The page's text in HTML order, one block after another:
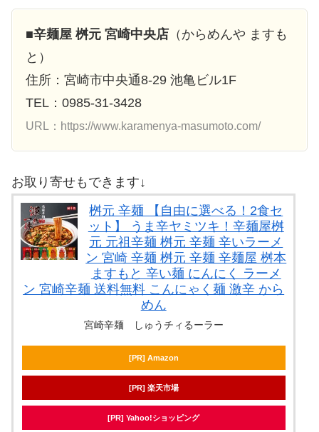
■辛麺屋 桝元 宮崎中央店 （からめんや ますも
と）
住所：宮崎市中央通8-29 池亀ビル1F
TEL：0985-31-3428
URL：https://www.karamenya-masumoto.com/
お取り寄せもできます↓
桝元 辛麺 【自由に選べる！2食セ
ット】 うま辛ヤミツキ！辛麺屋桝
元 元祖辛麺 桝元 辛麺 辛いラーメ
ン 宮崎 辛麺 桝元 辛麺 辛麺屋 桝本
ますもと 辛い麺 にんにく ラーメ
ン 宮崎辛麺 送料無料 こんにゃく麺 激辛 から
めん
宮崎辛麺 しゅうチィるーラー
[PR] Amazon
[PR] 楽天市場
[PR] Yahoo!ショッピング